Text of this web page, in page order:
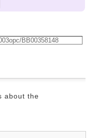
about the